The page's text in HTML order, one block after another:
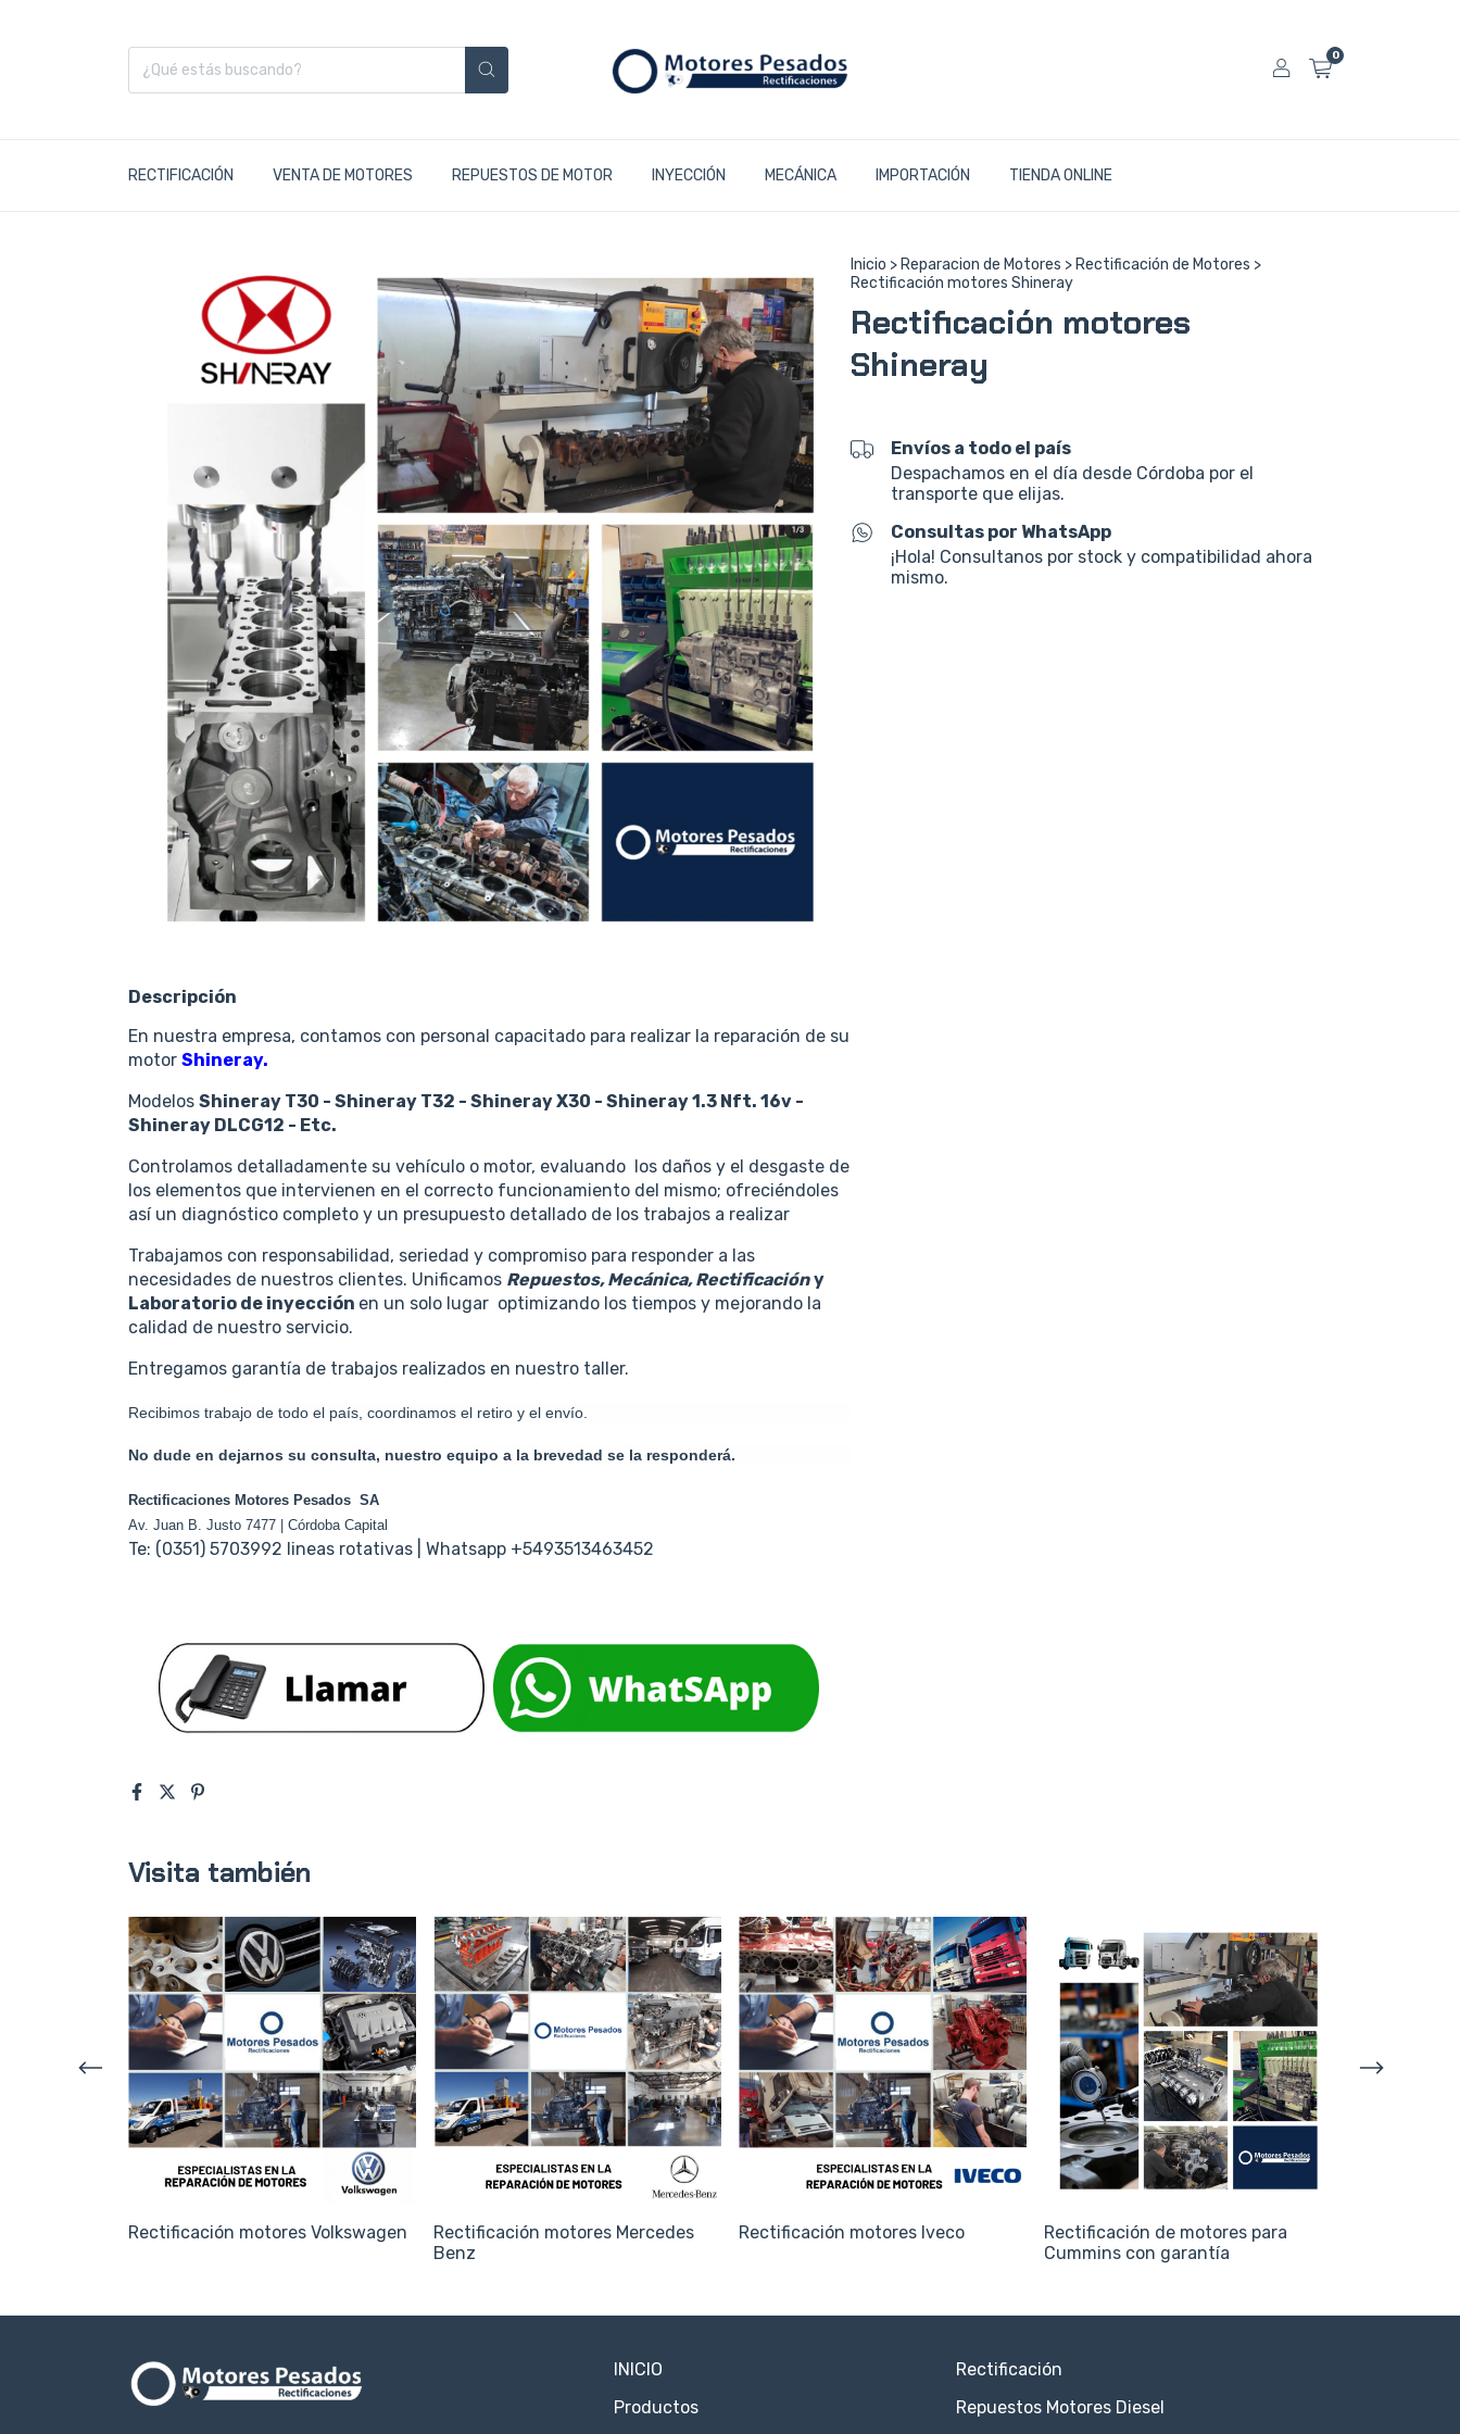
0
RECTIFICACIÓN VENTA DE MOTORES REPUESTOS DE MOTOR INYECCIÓN MECÁNICA IMPORTACIÓN TIENDA ONLINE
Inicio > Reparacion de Motores > Rectificación de Motores >
Rectificación motores Shineray
Rectificación motores
Shineray
Envíos a todo el país
Despachamos en el día desde Córdoba por el
transporte que elijas.
Consultas por WhatsApp
¡Hola! Consultanos por stock y compatibilidad ahora
mismo.
Descripción
En nuestra empresa, contamos con personal capacitado para realizar la reparación de su
motor Shineray.
Modelos Shineray T30 - Shineray T32 - Shineray X30 - Shineray 1.3 Nft. 16v -
Shineray DLCG12 - Etc.
Controlamos detalladamente su vehículo o motor, evaluando los daños y el desgaste de
los elementos que intervienen en el correcto funcionamiento del mismo; ofreciéndoles
así un diagnóstico completo y un presupuesto detallado de los trabajos a realizar
Trabajamos con responsabilidad, seriedad y compromiso para responder a las
necesidades de nuestros clientes. Unificamos Repuestos, Mecánica, Rectificación y
Laboratorio de inyección en un solo lugar optimizando los tiempos y mejorando la
calidad de nuestro servicio.
Entregamos garantía de trabajos realizados en nuestro taller.
Recibimos trabajo de todo el país, coordinamos el retiro y el envío.
No dude en dejarnos su consulta, nuestro equipo a la brevedad se la responderá.
Rectificaciones Motores Pesados SA
Av. Juan B. Justo 7477 | Córdoba Capital
Te: (0351) 5703992 lineas rotativas | Whatsapp +5493513463452
Visita también
Rectificación motores Volkswagen
Rectificación motores Mercedes
Benz
Rectificación motores Iveco
Rectificación de motores para
Cummins con garantía
INICIO
Productos
Rectificación
Repuestos Motores Diesel